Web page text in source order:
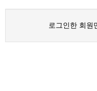
로그인한 회원